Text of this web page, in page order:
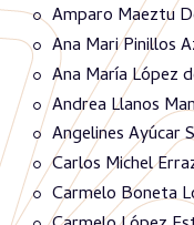
Amparo Maeztu
Ana Mari Pinillos
Ana María López
Andrea Llanos
Angelines Ayúcar
Carlos Michel
Carmelo Boneta